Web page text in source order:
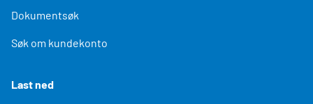
Dokumentsøk
Søk om kundekonto
Last ned